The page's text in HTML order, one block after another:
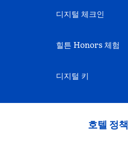
디지털 체크인
힐튼 Honors 체험
디지털 키
호텔 정책